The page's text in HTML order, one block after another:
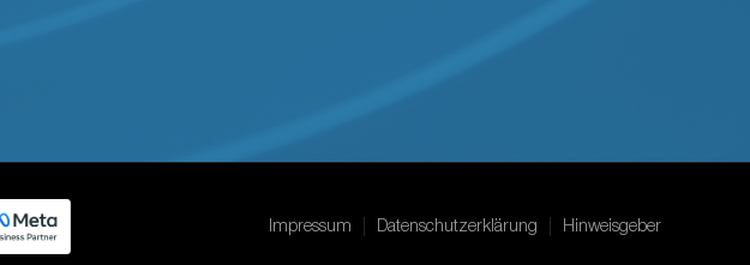
Impressum Datenschutzerklärung Hinweisgeber